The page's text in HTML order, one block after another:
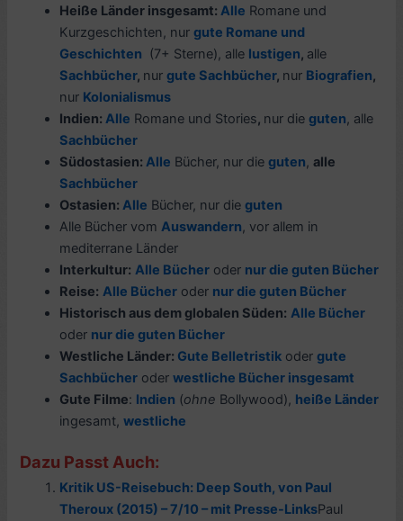
Heiße Länder insgesamt: Alle Romane und
Kurzgeschichten, nurgute Romane und
Geschichten (7+ Sterne), alle lustigen, alle
Sachbücher, nurgute Sachbücher, nur Biografien,
nur Kolonialismus
Indien: Alle Romane und Stories, nur dieguten, alle
Sachbücher
Südostasien: Alle Bücher, nur dieguten,alle
Sachbücher
Ostasien: Alle Bücher, nur dieguten
Alle Bücher vomAuswandern, vor allem in
mediterrane Länder
Interkultur: Alle Bücher oder nur die guten Bücher
Reise: Alle Bücher oder nur die guten Bücher
Historisch aus dem globalen Süden: Alle Bücher
oder nur die guten Bücher
Westliche Länder: Gute Belletristik odergute
Sachbücher oderwestliche Bücher insgesamt
Gute Filme: Indien (ohne Bollywood), heiße Länder
ingesamt,westliche
Dazu Passt Auch:
Kritik US-Reisebuch: Deep South, von Paul
Theroux (2015) – 7/10 – mit Presse-LinksPaul